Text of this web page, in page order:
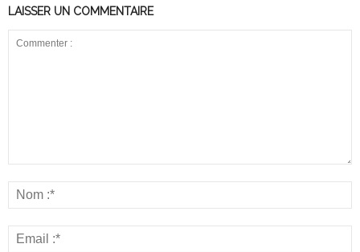
LAISSER UN COMMENTAIRE